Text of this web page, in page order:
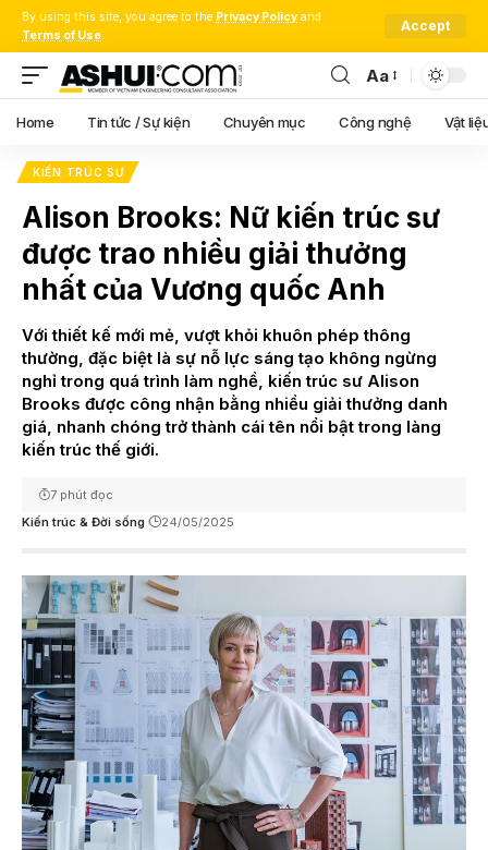
By using this site, you agree to the Privacy Policy and
Terms of Use.
Accept
Font
Resizer
Aa
Home Tin tức / Sự kiện Chuyên mục Công nghệ Vật
KIẾN TRÚC SƯ
Alison Brooks: Nữ kiến trúc sư
được trao nhiều giải thưởng
nhất của Vương quốc Anh
Với thiết kế mới mẻ, vượt khỏi khuôn phép thông
thường, đặc biệt là sự nỗ lực sáng tạo không ngừng
nghỉ trong quá trình làm nghề, kiến trúc sư Alison
Brooks được công nhận bằng nhiều giải thưởng danh
giá, nhanh chóng trở thành cái tên nổi bật trong làng
kiến trúc thế giới.
Kiến trúc & Đời sống 24/05/2025
7 phút đọc